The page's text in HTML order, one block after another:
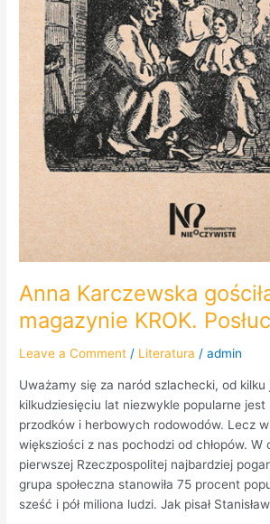
Anna Karczewska
magazynie KROK.
Leave a Comment / Literatura /admin
Uważamy się za naród szlachecki, od kilku
kilkudziesięciu lat niezwykle popularne jest
przodków i herbowych rodowodów. Lecz
większiości z nas pochodzi od chłopów.
pierwszej Rzeczpospolitej najbardziej
grupa społeczna stanowiła 75 procent
sześć i pół miliona ludzi. Jak pisał